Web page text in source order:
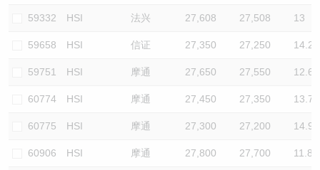
59332 HSI 法兴 27,608 27,508 13
59658 HSI 信证 27,350 27,250 14.2
59751 HSI 摩通 27,650 27,550 12.6
60774 HSI 摩通 27,450 27,350 13.7
60775 HSI 摩通 27,300 27,200 14.9
60906 HSI 摩通 27,800 27,700 11.8